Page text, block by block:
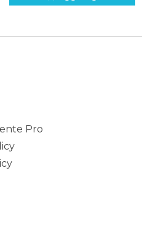
Pro